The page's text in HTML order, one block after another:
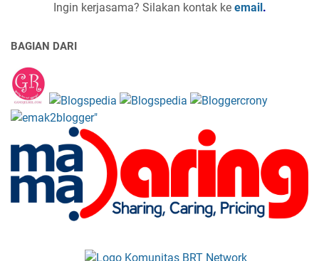
Ingin kerjasama? Silakan kontak ke email.
BAGIAN DARI